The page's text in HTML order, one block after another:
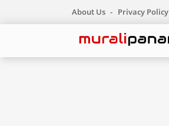
About Us Privacy Policy